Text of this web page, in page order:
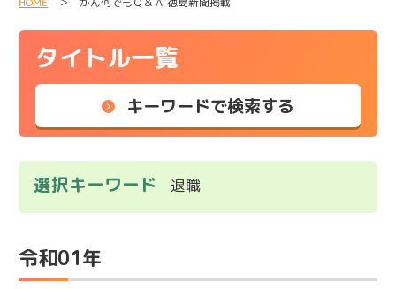
タイトル一覧
キーワードで検索する
選択キーワード 退職
令和01年